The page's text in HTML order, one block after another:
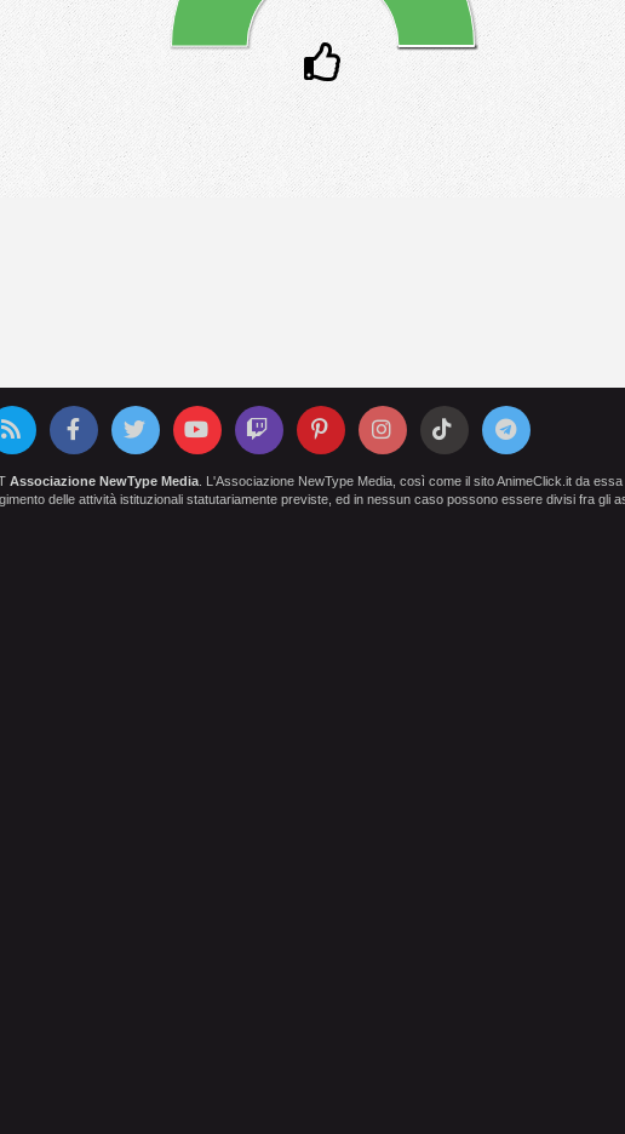
Associazione NewType Media. L'Associazione NewType Media, così come il sito AnimeClick.it da
delle attività istituzionali statutariamente previste, ed in nessun caso possono essere divisi fra gli